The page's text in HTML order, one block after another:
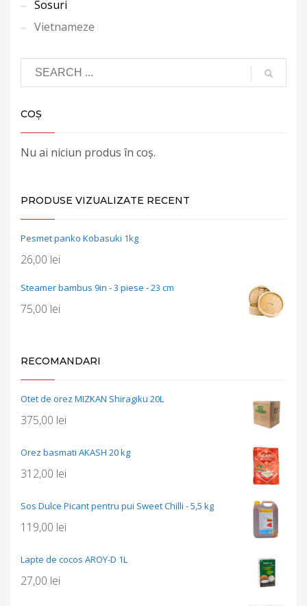
Sosuri
Vietnameze
COȘ
Nu ai niciun produs în coș.
PRODUSE VIZUALIZATE RECENT
Pesmet panko Kobasuki 1kg
26,00 lei
Steamer bambus 9in - 3 piese - 23 cm
75,00 lei
RECOMANDARI
Otet de orez MIZKAN Shiragiku 20L
375,00 lei
Orez basmati AKASH 20 kg
312,00 lei
Sos Dulce Picant pentru pui Sweet Chilli - 5,5 kg
119,00 lei
Lapte de cocos AROY-D 1L
27,00 lei